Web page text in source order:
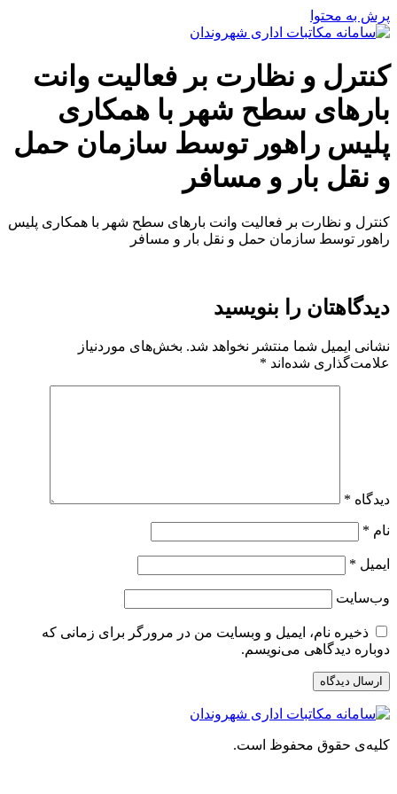
پرش به محتوا
کنترل و نظارت بر فعالیت وانت
بارهای سطح شهر با همکاری
پلیس راهور توسط سازمان حمل
و نقل بار و مسافر
کنترل و نظارت بر فعالیت وانت بارهای سطح شهر با همکاری پلیس
راهور توسط سازمان حمل و نقل بار و مسافر
دیدگاهتان را بنویسید
نشانی ایمیل شما منتشر نخواهد شد. بخش‌های موردنیاز
علامت‌گذاری شده‌اند *
دیدگاه *
نام *
ایمیل *
وب‌سایت
ذخیره نام، ایمیل و وبسایت من در مرورگر برای زمانی که
دوباره دیدگاهی می‌نویسم.
کلیه‌ی حقوق محفوظ است.